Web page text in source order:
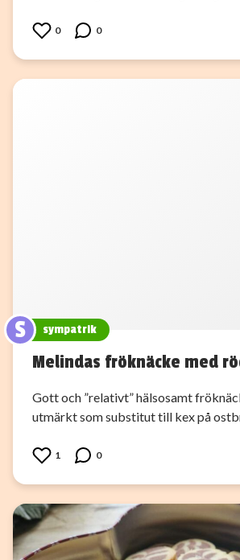
0 0
S sympatrik
Melindas fröknäcke med
Gott och ”relativt” hälsosamt
utmärkt som substitut till kex på
1 0